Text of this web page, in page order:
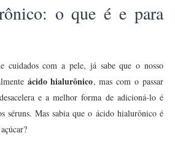
o que é e para
cuidados com a pele, já sabe que o nosso
ácido hialurônico, mas com o passar
e a melhor forma de adicioná-lo é
séruns. Mas sabia que o ácido hialurônico é